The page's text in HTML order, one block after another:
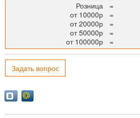
Розница
=
от 10000р
=
от 20000р
=
от 50000р
=
от 100000р
=
Задать вопрос